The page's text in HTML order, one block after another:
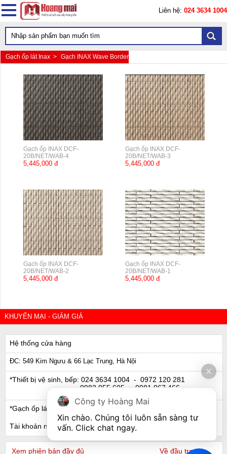
Liên hệ: 024 3634 1004
Gạch ốp lát Inax > Gạch INAX Wave Border
Gạch ốp INAX DCF-
20B/NET/WAB-4
5,445,000 đ
Gạch ốp INAX DCF-
20B/NET/WAB-3
5,445,000 đ
Gạch ốp INAX DCF-
20B/NET/WAB-2
5,445,000 đ
Gạch ốp INAX DCF-
20B/NET/WAB-1
5,445,000 đ
KHUYẾN MẠI - GIẢM GIÁ
Hệ thống cửa hàng
ĐC: 549 Kim Ngưu & 66 Lạc Trung, Hà Nội
*Thiết bị vệ sinh, bếp: 024 3634 1004 - 0972 120 281
0983 055 605- 0981 067 466
*Gạch ốp lát, Ngói: 024 3632 0280 - 0911 441 066
Tài khoản ngân hàng
Xem phiên bản đầy đủ Về đầu trang
Công ty Hoàng Mai
Xin chào. Chúng tôi luôn sẵn sàng tư
vấn. Click chat ngay.